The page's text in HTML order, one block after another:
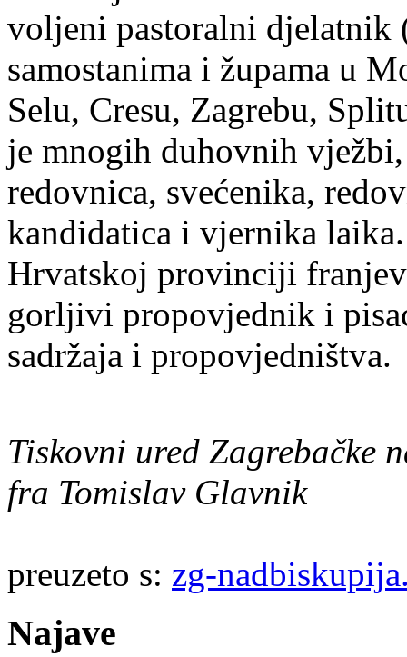
voljeni pastoralni
samostanima i župama u
Selu, Cresu, Zagrebu,
je mnogih duhovnih
redovnica, svećenika,
kandidatica i vjernika
Hrvatskoj provinciji
gorljivi propovjednik i
sadržaja i propovjedništva.
Tiskovni ured Zagrebačke
fra Tomislav Glavnik
preuzeto s: zg-
Najave